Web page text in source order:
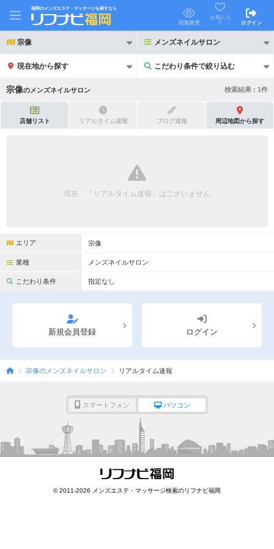
福岡のメンズエステ・マッサージを探すなら
閲覧履歴
お気に入
り
ログイン
宗像 メンズネイルサロン
現在地から探す こだわり条件で絞り込む
こだわり条件で絞り込む
完全個室
ペアルームあり シャワー室完備
フットバスあり
専用駐車場あり 有資格者在籍
日本人スタッフのみ 女性スタッフのみ
Ｗセラピスト
駅から徒歩5分以内
こだわり条件を変更
宗像の メンズネイルサロン 検索結果 : 1件
店舗リスト リアルタイム速報 ブログ速報 周辺地図から探す
現在、「リアルタイム速報」はございません
エリア 宗像
業種 メンズネイルサロン
こだわり条件 指定なし
新規会員登録 ログイン
宗像のメンズネイルサロン リアルタイム速報
スマートフォン パソコン
© 2011-2026 メンズエステ・マッサージ検索のリフナビ福岡